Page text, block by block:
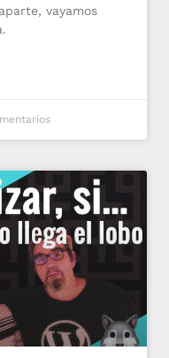
vayamos